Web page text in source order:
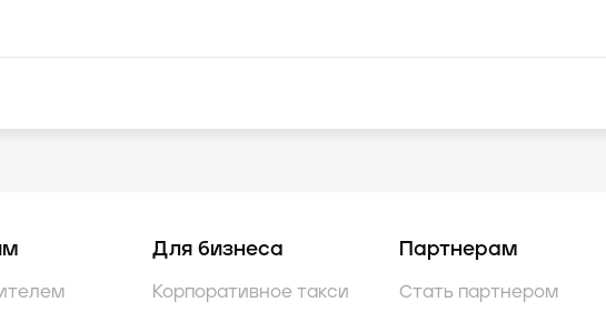
Для бизнеса
Корпоративное такси
Партнерам
Стать партнером